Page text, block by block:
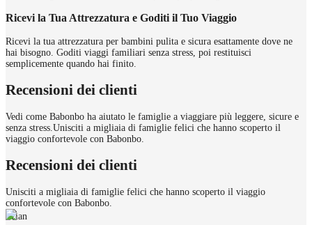
Ricevi la Tua Attrezzatura e Goditi il Tuo Viaggio
Ricevi la tua attrezzatura per bambini pulita e sicura esattamente dove ne
hai bisogno. Goditi viaggi familiari senza stress, poi restituisci
semplicemente quando hai finito.
Recensioni dei clienti
Vedi come Babonbo ha aiutato le famiglie a viaggiare più leggere, sicure e
senza stress. Unisciti a migliaia di famiglie felici che hanno scoperto il
viaggio confortevole con Babonbo.
Recensioni dei clienti
Unisciti a migliaia di famiglie felici che hanno scoperto il viaggio
confortevole con Babonbo.
Brian